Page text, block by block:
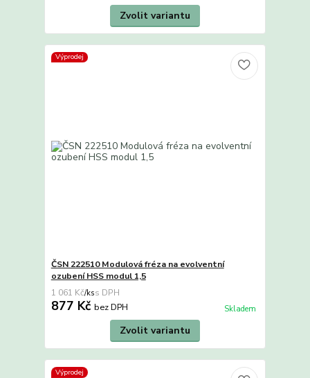
Zvolit variantu
Výprodej
ČSN 222510 Modulová fréza na evolventní
ozubení HSS modul 1,5
1 061 Kč/ks
877 Kč bez DPH Skladem
Zvolit variantu
Výprodej